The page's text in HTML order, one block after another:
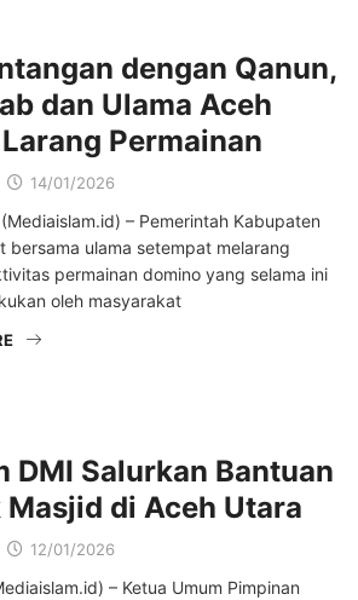
dengan Qanun,
dan Ulama Aceh
Permainan
14/01/2026
– Pemerintah Kabupaten
bersama ulama setempat melarang
permainan domino yang selama ini
oleh masyarakat
DMI Salurkan Bantuan
di Aceh Utara
12/01/2026
– Ketua Umum Pimpinan